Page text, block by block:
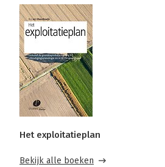
Het exploitatieplan
Bekijk alle boeken